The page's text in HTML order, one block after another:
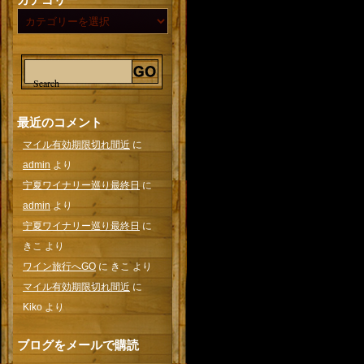
最近のコメント
マイル有効期限切れ間近 に
admin より
宁夏ワイナリー巡り最終日に
admin より
宁夏ワイナリー巡り最終日 に
きこ より
ワイン旅行へGO に きこより
マイル有効期限切れ間近 に
Kiko より
ブログをメールで購読